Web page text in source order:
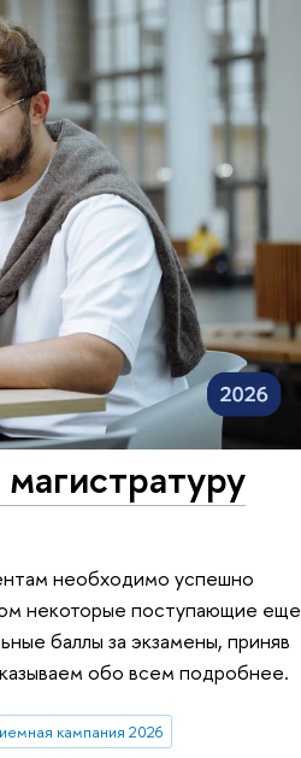
необходимо успешно
некоторые поступающие еще
баллы за экзамены, приняв
обо всем подробнее.
кампания 2026